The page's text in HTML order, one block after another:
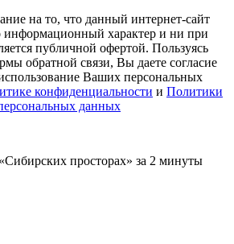
на то, что данный интернет-сайт
информационный характер и ни при
публичной офертой. Пользуясь
обратной связи, Вы даете согласие
Ваших персональных
конфиденциальности и Политики
данных
просторах» за 2 минуты